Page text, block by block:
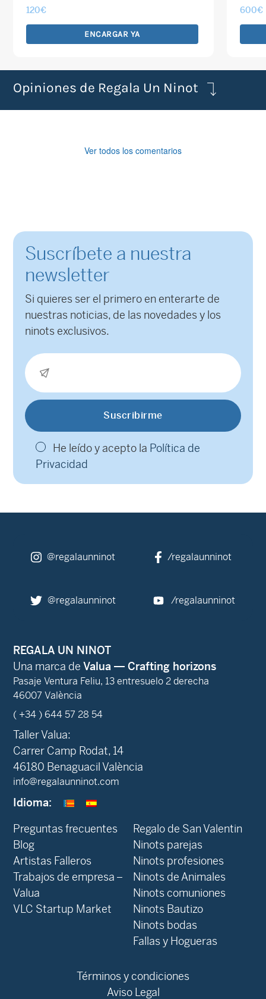
120€
ENCARGAR YA
600€
Opiniones de Regala Un Ninot
Ver todos los comentarios
Suscríbete a nuestra
newsletter
Si quieres ser el primero en enterarte de
nuestras noticias, de las novedades y los
ninots exclusivos.
He leído y acepto la Política de
Privacidad
@regalaunninot /regalaunninot
@regalaunninot /regalaunninot
REGALA UN NINOT
Una marca de Valua — Crafting horizons
Pasaje Ventura Feliu, 13 entresuelo 2 derecha
46007 València
( +34 ) 644 57 28 54
Taller Valua:
Carrer Camp Rodat, 14
46180 Benaguacil València
info@regalaunninot.com
Idioma:
Preguntas frecuentes
Blog
Artistas Falleros
Trabajos de empresa –
Valua
VLC Startup Market
Regalo de San Valentin
Ninots parejas
Ninots profesiones
Ninots de Animales
Ninots comuniones
Ninots Bautizo
Ninots bodas
Fallas y Hogueras
Términos y condiciones
Aviso Legal